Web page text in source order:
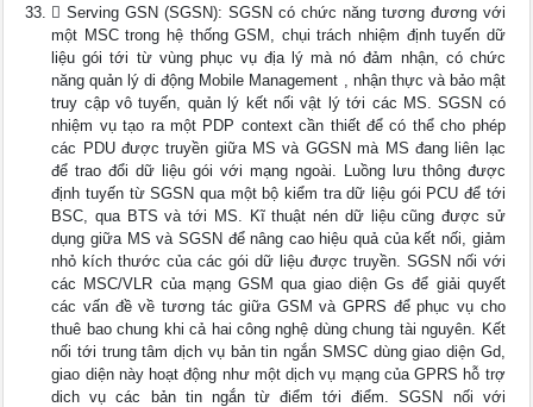
 Serving GSN (SGSN): SGSN có chức năng tương đương với
một MSC trong hệ thống GSM, chụi trách nhiệm định tuyến dữ
liệu gói tới từ vùng phục vụ địa lý mà nó đảm nhận, có chức
năng quản lý di động Mobile Management , nhận thực và bảo mật
truy cập vô tuyến, quản lý kết nối vật lý tới các MS. SGSN có
nhiệm vụ tạo ra một PDP context cần thiết để có thể cho phép
các PDU được truyền giữa MS và GGSN mà MS đang liên lạc
để trao đổi dữ liệu gói với mạng ngoài. Luồng lưu thông được
định tuyến từ SGSN qua một bộ kiểm tra dữ liệu gói PCU để tới
BSC, qua BTS và tới MS. Kĩ thuật nén dữ liệu cũng được sử
dụng giữa MS và SGSN để nâng cao hiệu quả của kết nối, giảm
nhỏ kích thước của các gói dữ liệu được truyền. SGSN nối với
các MSC/VLR của mạng GSM qua giao diện Gs để giải quyết
các vấn đề về tương tác giữa GSM và GPRS để phục vụ cho
thuê bao chung khi cả hai công nghệ dùng chung tài nguyên. Kết
nối tới trung tâm dịch vụ bản tin ngắn SMSC dùng giao diện Gd,
giao diện này hoạt động như một dịch vụ mạng của GPRS hỗ trợ
dich vụ các bản tin ngắn từ điểm tới điểm. SGSN nối với